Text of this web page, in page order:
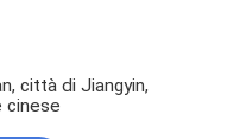
città di Jiangyin,
cinese